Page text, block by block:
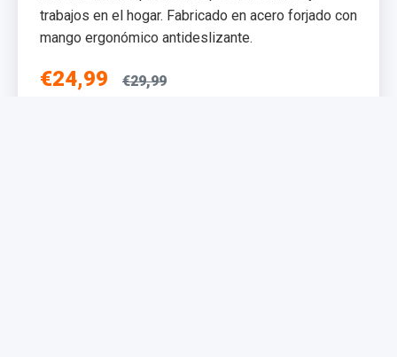
trabajos en el hogar. Fabricado en acero forjado con
mango ergonómico antideslizante.
€24,99 €29,99